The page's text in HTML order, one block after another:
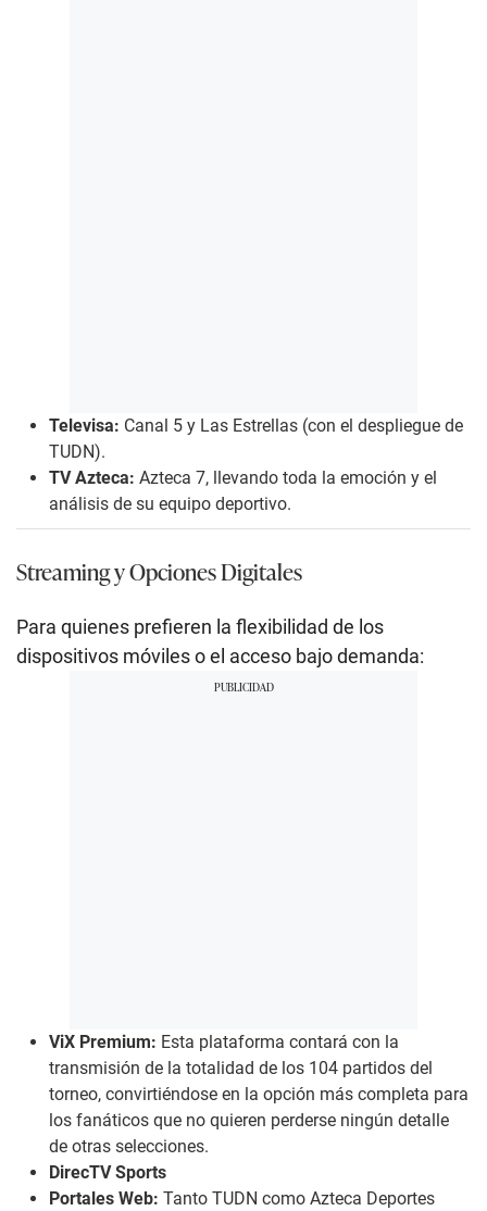
Televisa: Canal 5 y Las Estrellas (con el despliegue de
TUDN).
TV Azteca: Azteca 7, llevando toda la emoción y el
análisis de su equipo deportivo.
Streaming y Opciones Digitales
Para quienes prefieren la flexibilidad de los
dispositivos móviles o el acceso bajo demanda:
ViX Premium: Esta plataforma contará con la
transmisión de la totalidad de los 104 partidos del
torneo, convirtiéndose en la opción más completa para
los fanáticos que no quieren perderse ningún detalle
de otras selecciones.
DirecTV Sports
Portales Web: Tanto TUDN como Azteca Deportes